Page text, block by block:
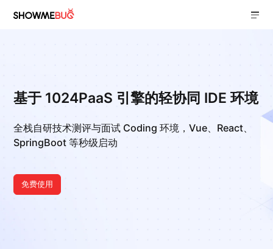
基于 1024PaaS 引擎的轻协同 IDE 环境
全栈自研技术测评与面试 Coding 环境，Vue、React、
SpringBoot 等秒级启动
免费使用